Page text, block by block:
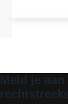
Meld je